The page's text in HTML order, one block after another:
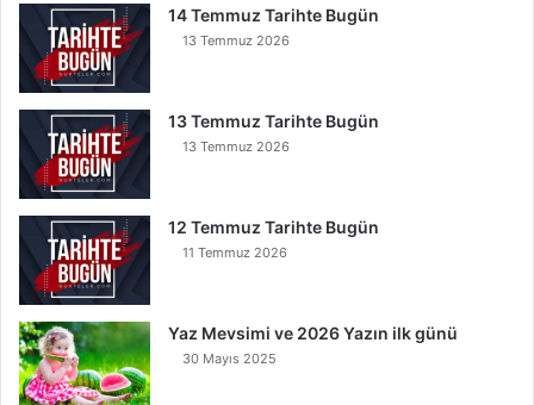
k
a
u
r
u
l
r
14 Temmuz Tarihte Bugün
13 Temmuz 2026
13 Temmuz Tarihte Bugün
13 Temmuz 2026
12 Temmuz Tarihte Bugün
11 Temmuz 2026
Yaz Mevsimi ve 2026 Yazın ilk günü
30 Mayıs 2025